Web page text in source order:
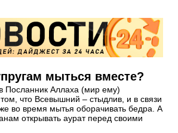
мыться вместе?
Посланник Аллаха (мир ему)
что Всевышний – стыдлив, и в связи
во время мытья оборачивать бедра. А
открывать аурат перед своими